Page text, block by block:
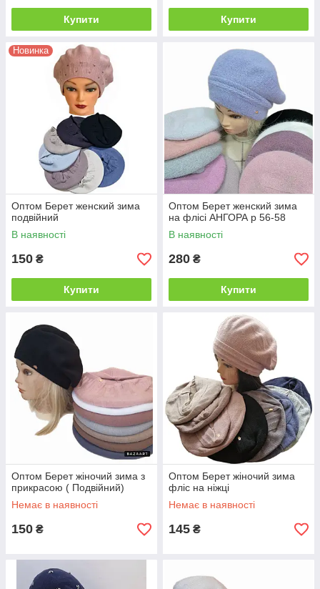
Купити Купити
Новинка
Оптом Берет женский зима
подвійний
В наявності
150 ₴
Купити
Оптом Берет женский зима
на флісі АНГОРА р 56-58
В наявності
280 ₴
Купити
Оптом Берет жіночий зима з
прикрасою ( Подвійний)
Немає в наявності
150 ₴
Оптом Берет жіночий зима
фліс на ніжці
Немає в наявності
145 ₴